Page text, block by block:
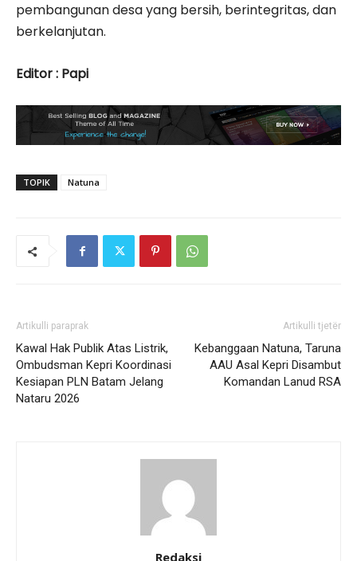
pembangunan desa yang bersih, berintegritas, dan
berkelanjutan.
Editor : Papi
TOPIK Natuna
Artikulli paraprak
Kawal Hak Publik Atas Listrik,
Ombudsman Kepri Koordinasi
Kesiapan PLN Batam Jelang
Nataru 2026
Artikulli tjetër
Kebanggaan Natuna, Taruna
AAU Asal Kepri Disambut
Komandan Lanud RSA
Redaksi